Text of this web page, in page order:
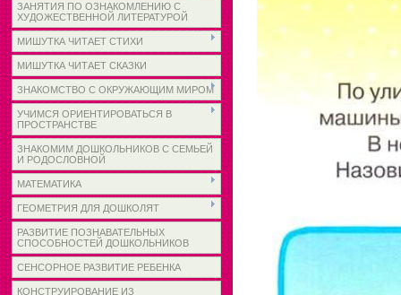
ЗАНЯТИЯ ПО ОЗНАКОМЛЕНИЮ С
ХУДОЖЕСТВЕННОЙ ЛИТЕРАТУРОЙ
МИШУТКА ЧИТАЕТ СТИХИ
МИШУТКА ЧИТАЕТ СКАЗКИ
ЗНАКОМСТВО С ОКРУЖАЮЩИМ МИРОМ
УЧИМСЯ ОРИЕНТИРОВАТЬСЯ В
ПРОСТРАНСТВЕ
ЗНАКОМИМ ДОШКОЛЬНИКОВ С СЕМЬЕЙ
И РОДОСЛОВНОЙ
МАТЕМАТИКА
ГЕОМЕТРИЯ ДЛЯ ДОШКОЛЯТ
РАЗВИТИЕ ПОЗНАВАТЕЛЬНЫХ
СПОСОБНОСТЕЙ ДОШКОЛЬНИКОВ
СЕНСОРНОЕ РАЗВИТИЕ РЕБЕНКА
КОНСТРУИРОВАНИЕ ИЗ